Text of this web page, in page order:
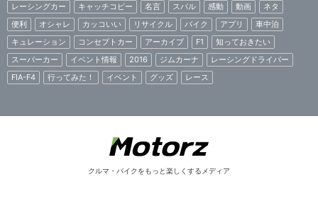
レーシングカー
キャッチコピー 名言 スバル 感動 動画
ネタ
便利
オシャレ カッコいい リサイクル バイク アプリ
車中泊
キュレーション
コンセプトカー アーカイブ F1
知っておきたい
スーパーカー
イベント情報 2016 ジムカーナ
レーシングドライバー
FIA-F4
行ってみた！ イベント グッズ レース
クルマ・バイクをもっと楽しくするメディア